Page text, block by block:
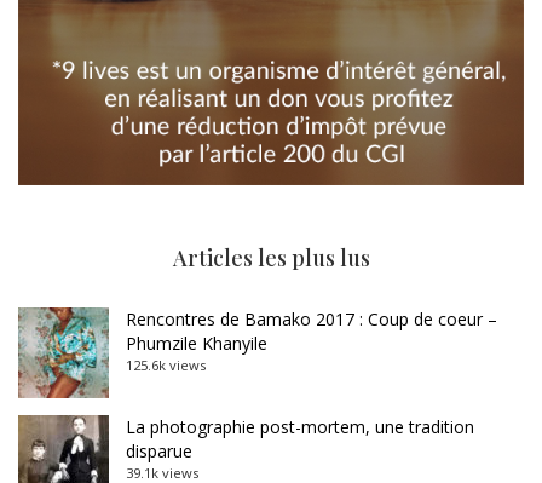
Articles les plus lus
Rencontres de Bamako 2017 : Coup de coeur –
Phumzile Khanyile
125.6k views
La photographie post-mortem, une tradition
disparue
39.1k views